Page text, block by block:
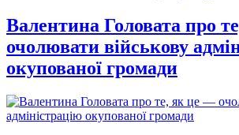
Валентина Головата про
очолювати військову
окупованої громади